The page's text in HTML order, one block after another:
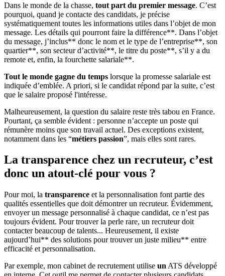
Dans le monde de la chasse, tout part du premier message. C’est
pourquoi, quand je contacte des candidats, je précise
systématiquement toutes les informations utiles dans l’objet de mon
message. Les détails qui pourront faire la différence**. Dans l’objet
du message, j’inclus** donc le nom et le type de l’entreprise**, son
quartier**, son secteur d’activité**, le titre du poste**, s’il y a du
remote et, enfin, la fourchette salariale**.
Tout le monde gagne du temps lorsque la promesse salariale est
indiquée d’emblée. A priori, si le candidat répond par la suite, c’est
que le salaire proposé l'intéresse.
Malheureusement, la question du salaire reste très tabou en France.
Pourtant, ça semble évident : personne n’accepte un poste qui
rémunère moins que son travail actuel. Des exceptions existent,
notamment dans les “métiers passion”, mais elles sont rares.
La transparence chez un recruteur, c’est
donc un atout-clé pour vous ?
Pour moi, la transparence et la personnalisation font partie des
qualités essentielles que doit démontrer un recruteur. Évidemment,
envoyer un message personnalisé à chaque candidat, ce n’est pas
toujours évident. Pour trouver la perle rare, un recruteur doit
contacter beaucoup de talents... Heureusement, il existe
aujourd’hui** des solutions pour trouver un juste milieu** entre
efficacité et personnalisation.
Par exemple, mon cabinet de recrutement utilise un ATS développé